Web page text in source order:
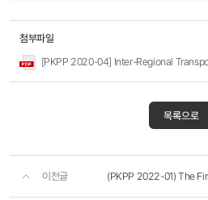
첨부파일
[PKPP 2020-04] Inter-Regional
목록으로
이전글